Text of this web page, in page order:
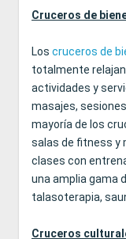
Cruceros de
Los cruceros de
totalmente
actividades y
masajes,
mayoría de los
salas de fitness y
clases con
una amplia gama
talasoterapia,
Cruceros